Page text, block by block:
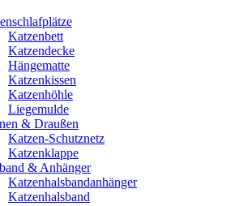
Katzenbett
Katzendecke
Hängematte
Katzenkissen
Katzenhöhle
Liegemulde
& Draußen
Katzen-Schutznetz
Katzenklappe
& Anhänger
Katzenhalsbandanhänger
Katzenhalsband